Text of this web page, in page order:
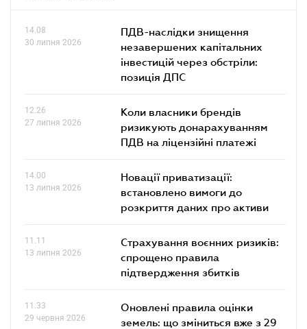
14.08
30 липня 2026
ПДВ-наслідки знищення
незавершених капітальних
інвестицій через обстріли:
позиція ДПС
12.26
27 липня 2026
Коли власники брендів
ризикують донарахуванням
ПДВ на ліцензійні платежі
14.00
13 липня 2026
Новації приватизації:
встановлено вимоги до
розкриття даних про активи
11.11
13 липня 2026
Страхування воєнних ризиків:
спрощено правила
підтвердження збитків
11.33
29 червня 2026
Оновлені правила оцінки
земель: що зміниться вже з 29